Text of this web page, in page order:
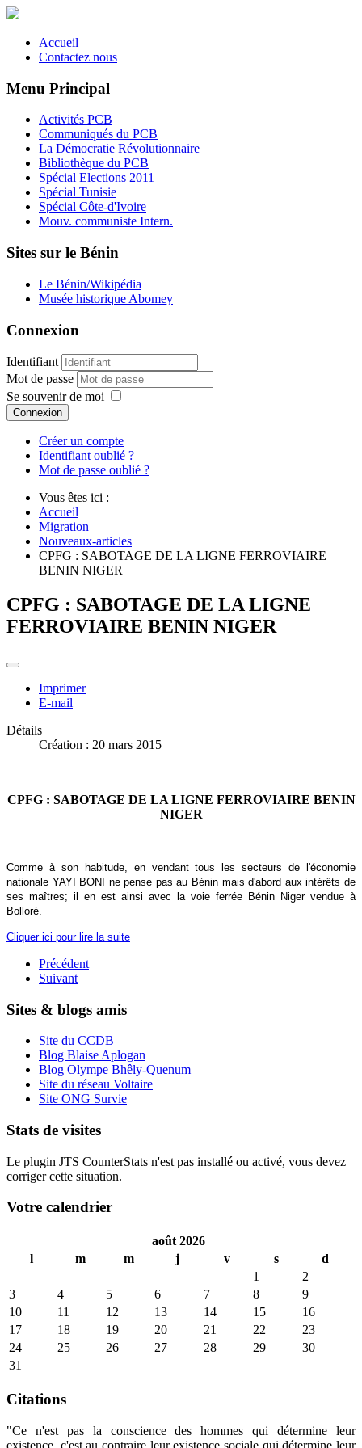
Accueil
Contactez nous
Menu Principal
Activités PCB
Communiqués du PCB
La Démocratie Révolutionnaire
Bibliothèque du PCB
Spécial Elections 2011
Spécial Tunisie
Spécial Côte-d'Ivoire
Mouv. communiste Intern.
Sites sur le Bénin
Le Bénin/Wikipédia
Musée historique Abomey
Connexion
Identifiant
Mot de passe
Se souvenir de moi
Connexion
Créer un compte
Identifiant oublié ?
Mot de passe oublié ?
Vous êtes ici :
Accueil
Migration
Nouveaux-articles
CPFG : SABOTAGE DE LA LIGNE FERROVIAIRE
BENIN NIGER
CPFG : SABOTAGE DE LA LIGNE
FERROVIAIRE BENIN NIGER
Imprimer
E-mail
Détails
Création : 20 mars 2015
CPFG : SABOTAGE DE LA LIGNE FERROVIAIRE BENIN
NIGER
Comme à son habitude, en vendant tous les secteurs de l'économie
nationale YAYI BONI ne pense pas au Bénin mais d'abord aux intérêts de
ses maîtres; il en est ainsi avec la voie ferrée Bénin Niger vendue à
Bolloré.
Cliquer ici pour lire la suite
Précédent
Suivant
Sites & blogs amis
Site du CCDB
Blog Blaise Aplogan
Blog Olympe Bhêly-Quenum
Site du réseau Voltaire
Site ONG Survie
Stats de visites
Le plugin JTS CounterStats n'est pas installé ou activé, vous devez
corriger cette situation.
Votre calendrier
août 2026
l
m m j v s
d
1
2
3
4 5 6 7 8
9
10
11 12 13 14 15
16
17
18 19 20 21 22
23
24
25 26 27 28 29
30
31
Citations
"Ce n'est pas la conscience des hommes qui détermine leur
existence, c'est au contraire leur existence sociale qui détermine leur